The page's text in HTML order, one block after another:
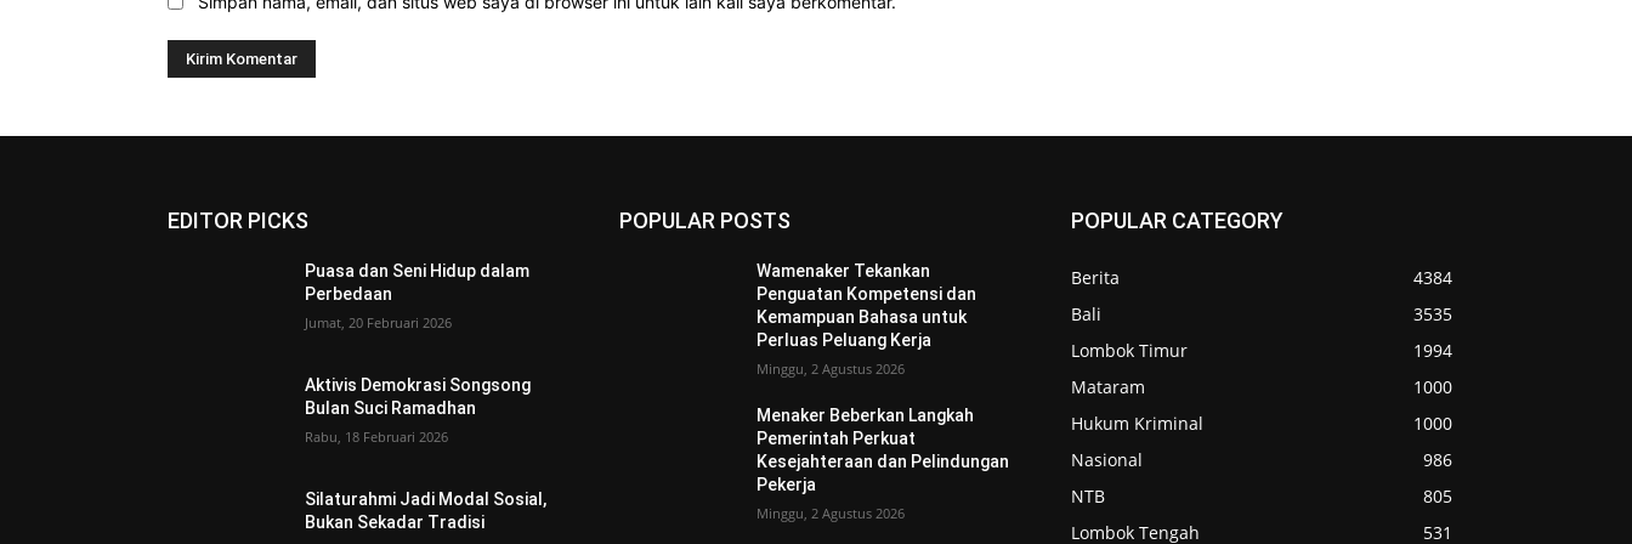
EDITOR PICKS
Puasa dan Seni Hidup dalam
Perbedaan
Jumat, 20 Februari 2026
Aktivis Demokrasi Songsong
Bulan Suci Ramadhan
Rabu, 18 Februari 2026
Silaturahmi Jadi Modal Sosial,
Bukan Sekadar Tradisi
POPULAR POSTS
Wamenaker Tekankan
Penguatan Kompetensi dan
Kemampuan Bahasa untuk
Perluas Peluang Kerja
Minggu, 2 Agustus 2026
Menaker Beberkan Langkah
Pemerintah Perkuat
Kesejahteraan dan Pelindungan
Pekerja
Minggu, 2 Agustus 2026
POPULAR CATEGORY
Berita
4384
Bali
3535
Lombok Timur
1994
Mataram
1000
Hukum Kriminal
1000
Nasional
986
NTB
805
Lombok Tengah
531